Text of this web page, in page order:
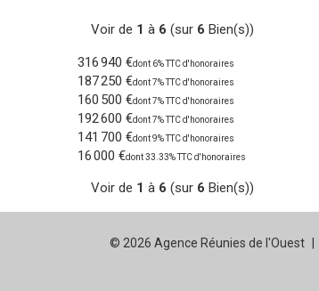
Voir de 1 à 6 (sur 6 Bien(s))
316 940 €dont 6% TTC d'honoraires
187 250 €dont 7% TTC d'honoraires
160 500 €dont 7% TTC d'honoraires
192 600 €dont 7% TTC d'honoraires
141 700 €dont 9% TTC d'honoraires
16 000 €dont 33.33% TTC d'honoraires
Voir de 1 à 6 (sur 6 Bien(s))
© 2026 Agence Réunies de l'Ouest